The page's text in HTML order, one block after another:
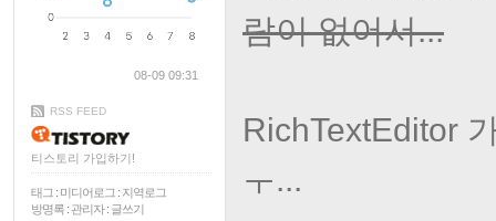
08-09 09:31
RSS FEED
티스토리 가입하기!
태그 : 미디어로그 : 지역로그
방명록 : 관리자: 글쓰기
람이 없어서...
RichTextEditor
ㅜ...